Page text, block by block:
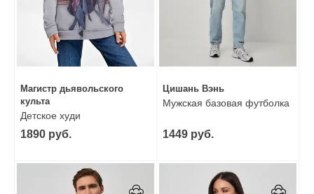
Магистр дьявольского
культа
Детское худи
1890 руб.
Цишань Вэнь
Мужская базовая футболка
1449 руб.